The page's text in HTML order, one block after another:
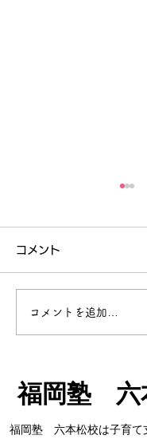
中高一貫校定期
中高一貫校中学
んでいただきた
です！ 読んで
コメント
コメントを追加…
福岡塾 六
福岡塾 六本松校は子育て